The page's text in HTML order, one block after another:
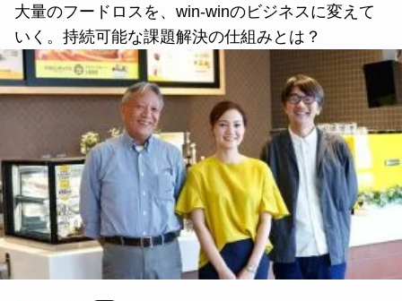
大量のフードロスを、win-winのビジネスに変えて
いく。持続可能な課題解決の仕組みとは？